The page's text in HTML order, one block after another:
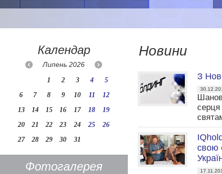
Календар
Липень2026
1 2 3 4
5
6
7 8 9 10 11
12
13
14 15 16 17 18
19
20
21 22 23 24 25
26
27
28 29 30 31
Фотогалерея
Новини
З
серця
свою